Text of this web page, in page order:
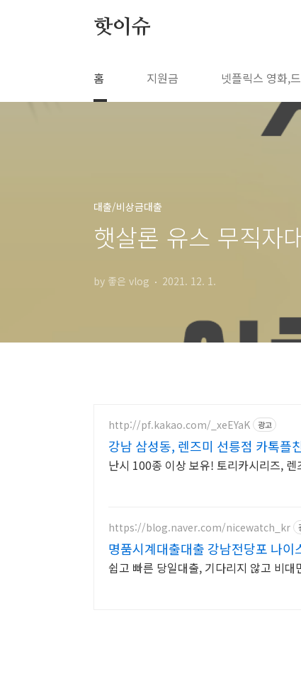
핫이슈
홈 지원금 넷플릭스 영화,
대출/비상금대출
햇살론 유스 무직자
by 좋은 vlog 2021. 12. 1.
http://pf.kakao.com/_xeEYaK 광고
강남 삼성동, 렌즈미 선릉점 카톡플
난시 100종 이상 보유! 토리카시리즈,
https://blog.naver.com/nicewatch_kr
명품시계대출대출 강남전당포 나이
쉽고 빠른 당일대출, 기다리지 않고 비대